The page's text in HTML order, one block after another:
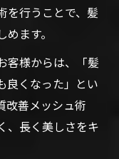
を行うことで、髪
ます。
客様からは、「髪
良くなった」とい
改善メッシュ術
、長く美しさをキ